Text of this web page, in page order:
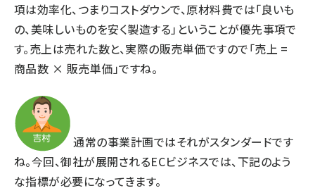
項は効率化、つまりコストダウンで、原材料費では「良いも
の、美味しいものを安く製造する」ということが優先事項で
す。売上は売れた数と、実際の販売単価ですので「売上 =
商品数 × 販売単価」ですね。
通常の事業計画ではそれがスタンダードです
ね。今回、御社が展開されるECビジネスでは、下記のよう
な指標が必要になってきます。